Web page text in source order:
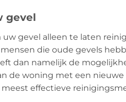
gevel
gevel alleen te laten
die oude gevels
dan namelijk de
de woning met een
effectieve